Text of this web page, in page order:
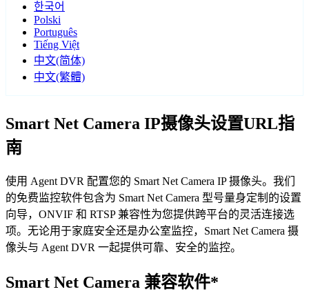
한국어
Polski
Português
Tiếng Việt
中文(简体)
中文(繁體)
Smart Net Camera IP摄像头设置URL指
南
使用 Agent DVR 配置您的 Smart Net Camera IP 摄像头。我们
的免费监控软件包含为 Smart Net Camera 型号量身定制的设置
向导，ONVIF 和 RTSP 兼容性为您提供跨平台的灵活连接选
项。无论用于家庭安全还是办公室监控，Smart Net Camera 摄
像头与 Agent DVR 一起提供可靠、安全的监控。
Smart Net Camera 兼容软件*